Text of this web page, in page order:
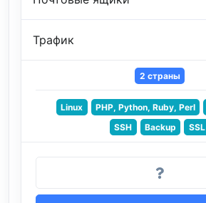
Трафик
2 страны
Linux PHP, Python, Ruby, Perl
SSH
Backup SSL